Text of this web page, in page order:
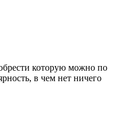
которую можно по
в чем нет ничего